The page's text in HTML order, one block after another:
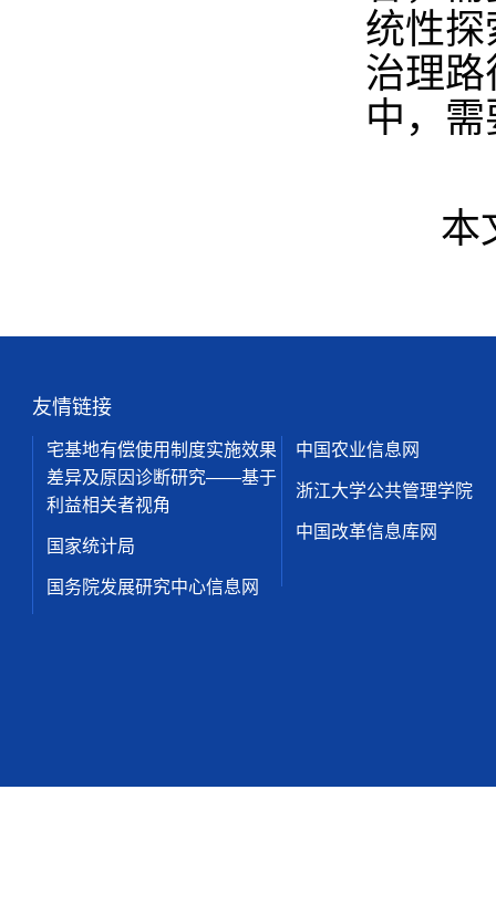
统性
治理路
中，
本
友情链接
宅基地有偿使用制度实施效果
差异及原因诊断研究——基于
利益相关者视角
国家统计局
国务院发展研究中心信息网
中国农业信息网
浙江大学公共管理学院
中国改革信息库网